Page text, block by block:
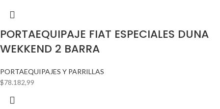
PORTAEQUIPAJE FIAT ESPECIALES DUNA
WEKKEND 2 BARRA
PORTAEQUIPAJES Y PARRILLAS
$78.182,99